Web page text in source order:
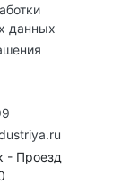
данных
- Проезд